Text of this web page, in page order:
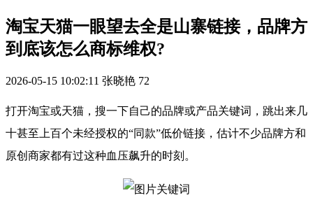
淘宝天猫一眼望去全是山寨链接，品牌方
到底该怎么商标维权?
2026-05-15 10:02:11 张晓艳 72
打开淘宝或天猫，搜一下自己的品牌或产品关键词，跳出来几
十甚至上百个未经授权的“同款”低价链接，估计不少品牌方和
原创商家都有过这种血压飙升的时刻。